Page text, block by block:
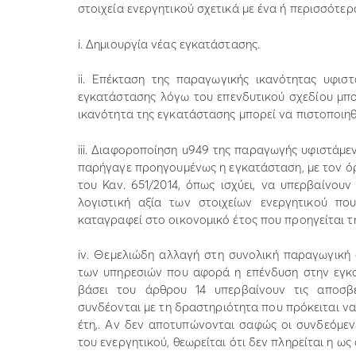
στοιχεία ενεργητικού σχετικά με ένα ή
i. Δημιουργία νέας εγκατάστασης.
ii. Επέκταση της παραγωγικής ικανότητας
εγκατάστασης λόγω του επενδυτικού σχεδίου
ικανότητα της εγκατάστασης μπορεί να
iii. Διαφοροποίηση u949 της παραγωγής
παρήγαγε προηγουμένως η εγκατάσταση, με τον
του Καν. 651/2014, όπως ισχύει, να
λογιστική αξία των στοιχείων ενεργητικού
καταγραφεί στο οικονομικό έτος που προηγείται
iv. Θεμελιώδη αλλαγή στη συνολική
των υπηρεσιών που αφορά η επένδυση στην
βάσει του άρθρου 14 υπερβαίνουν τις
συνδέονται με τη δραστηριότητα που πρόκειται
έτη,. Αν δεν αποτυπώνονται σαφώς οι
του ενεργητικού, θεωρείται ότι δεν πληρείται η